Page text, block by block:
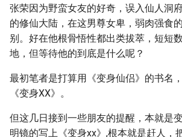
张荣因为野蛮女友的好奇，误入仙人洞
的修仙大陆，在这男尊女卑，弱肉强食
别。好在他根骨悟性都出类拔萃，短短
地，但等待他的到底是什么呢？
最初笔者是打算用《变身仙侣》的书名
《变身XX》。
但这几日接到一些朋友的提醒，本就是
明镜的写上《变身xx》,根本就是赶人，